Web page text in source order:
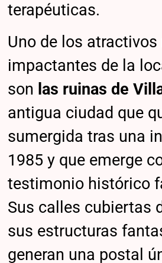
terapéuticas.
Uno de los atractivos
impactantes de la
son las ruinas de
antigua ciudad que
sumergida tras una
1985 y que emerge
testimonio histórico
Sus calles cubiertas
sus estructuras
generan una postal